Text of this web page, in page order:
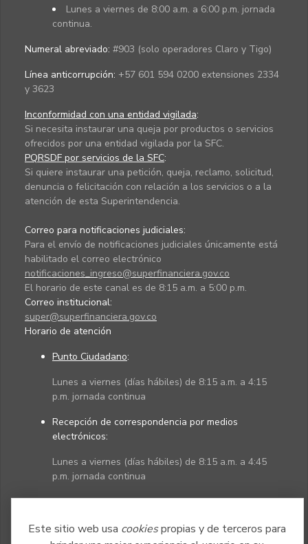
Este sitio web usa cookiespropias y de terceros para
Lunes a viernes de 8:00 a.m. a 6:00 p.m. jornada
continua.
Numeral abreviado: #903 (solo operadores Claro y Tigo)
Línea anticorrupción: +57 601 594 0200 extensiones 2334
y 3623
Inconformidad con una entidad vigilada:
Si necesita instaurar una queja por productos o servicios
ofrecidos por una entidad vigilada por la SFC.
PQRSDF por servicios de la SFC:
Si quiere instaurar una petición, queja, reclamo, solicitud,
denuncia o felicitación con relación a los servicios o a la
atención de esta Superintendencia.
Correo para notificaciones judiciales:
Para el envío de notificaciones judiciales únicamente está
habilitado el correo electrónico
notificaciones_ingreso@superfinanciera.gov.co
El horario de este canal es de 8:15 a.m. a 5:00 p.m.
Correo institucional:
super@superfinanciera.gov.co
Horario de atención
Punto Ciudadano:
Lunes a viernes (días hábiles) de 8:15 a.m. a 4:15
p.m. jornada continua
Recepción de correspondencia por medios
electrónicos:
Lunes a viernes (días hábiles) de 8:15 a.m. a 4:45
p.m. jornada continua